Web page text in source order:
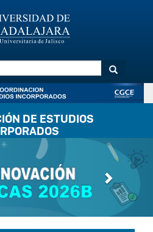
Buscar
DE ESTUDIOS
Next